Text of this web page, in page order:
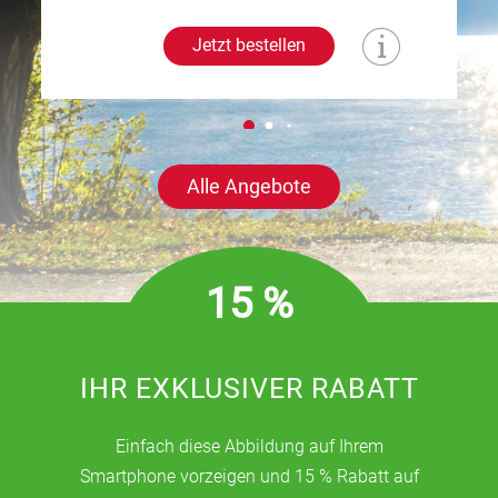
Jetzt bestellen
Alle Angebote
15 %
IHR EXKLUSIVER RABATT
Einfach diese Abbildung auf Ihrem
Smartphone vorzeigen und 15 % Rabatt auf